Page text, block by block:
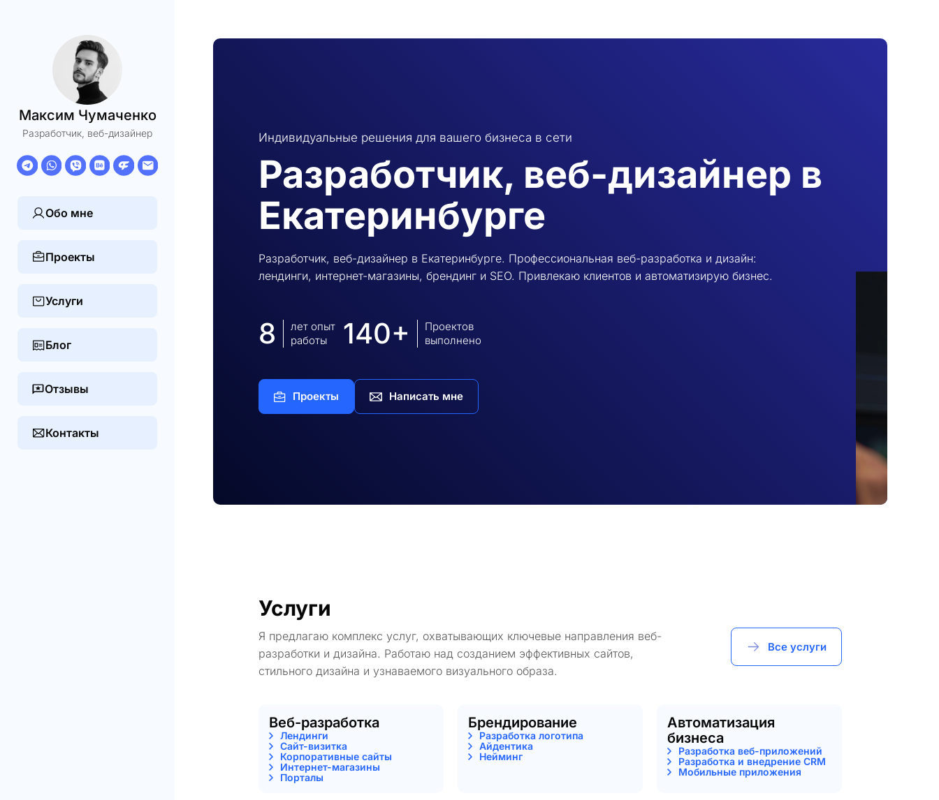
Максим Чумаченко
Разработчик, веб-дизайнер
Обо мне
Проекты
Услуги
Блог
Отзывы
Контакты
Индивидуальные решения для вашего бизнеса в сети
Разработчик, веб-дизайнер в
Екатеринбурге
Разработчик, веб-дизайнер в Екатеринбурге. Профессиональная веб-разработка и дизайн:
лендинги, интернет-магазины, брендинг и SEO. Привлекаю клиентов и автоматизирую бизнес.
8
лет опыт
работы
140+
Проектов
выполнено
Проекты Написать мне
Услуги
Я предлагаю комплекс услуг, охватывающих ключевые направления веб-
разработки и дизайна. Работаю над созданием эффективных сайтов,
стильного дизайна и узнаваемого визуального образа.
Все услуги
Веб-разработка
Лендинги
Сайт-визитка
Корпоративные сайты
Интернет-магазины
Порталы
Брендирование
Разработка логотипа
Айдентика
Нейминг
Автоматизация
бизнеса
Разработка веб-приложений
Разработка и внедрение CRM
Мобильные приложения